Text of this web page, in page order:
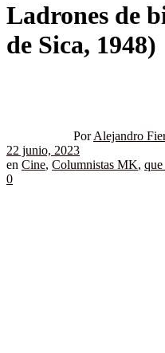
Ladrones de
de Sica, 1948)
PorAlejandro
22 junio, 2023
en Cine, Columnistas MK,
0